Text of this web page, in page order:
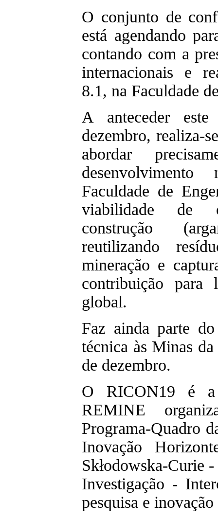
O conjunto de
está agendando
contando com a
internacionais e
8.1, na Faculdade
A anteceder
dezembro, realiza-
abordar
Faculdade de
viabilidade de
construção
reutilizando
mineração e
contribuição para
global.
Faz ainda parte
técnica às Minas
de dezembro.
O RICON19 é a
REMINE
Programa-Quadro
Inovação
Skłodowska-Curie
Investigação -
pesquisa e